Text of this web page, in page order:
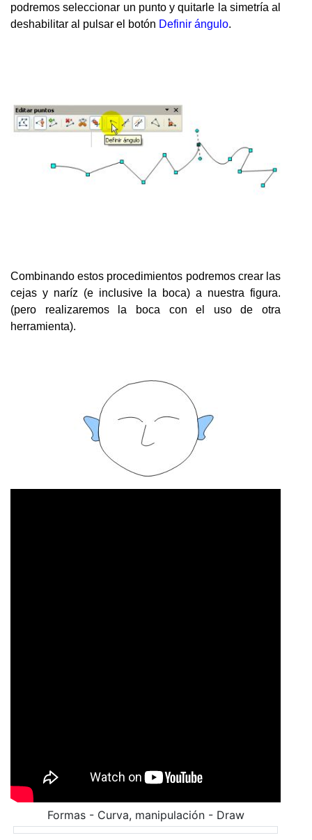
podremos seleccionar un punto y quitarle la simetría al
deshabilitar al pulsar el botón Definir ángulo.
Combinando estos procedimientos podremos crear las
cejas y naríz (e inclusive la boca) a nuestra figura.
(pero realizaremos la boca con el uso de otra
herramienta).
Formas - Curva, manipulación - Draw